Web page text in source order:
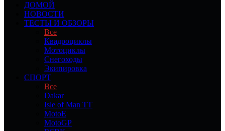
ДОМОЙ
НОВОСТИ
ТЕСТЫ И ОБЗОРЫ
Все
Квадроциклы
Мотоциклы
Снегоходы
Экипировка
СПОРТ
Все
Dakar
Isle of Man TT
MotoE
MotoGP